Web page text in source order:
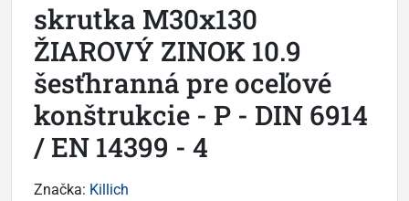
skrutka M30x130
ŽIAROVÝ ZINOK 10.9
šesťhranná pre oceľové
konštrukcie - P - DIN 6914
/ EN 14399 - 4
Značka: Killich